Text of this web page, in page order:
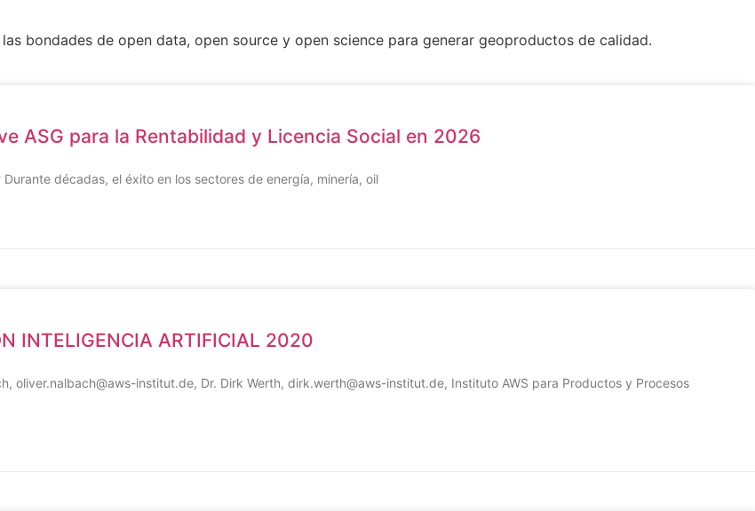
bondades de open data, open source y open science para generar geoproductos de calidad.
ASG para la Rentabilidad y Licencia Social en 2026
décadas, el éxito en los sectores de energía, minería, oil
INTELIGENCIA ARTIFICIAL 2020
oliver.nalbach@aws-institut.de, Dr. Dirk Werth, dirk.werth@aws-institut.de, Instituto AWS para Productos y Procesos